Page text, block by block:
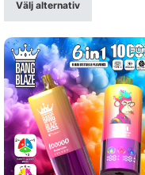
Välj alternativ